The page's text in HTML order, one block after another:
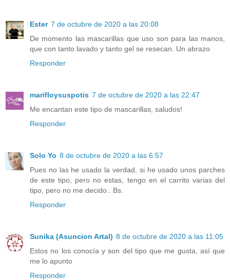
Ester 7 de octubre de 2020 a las 20:08
De momento las mascarillas que uso son para las manos,
que con tanto lavado y tanto gel se resecan. Un abrazo
Responder
marifloysuspotis 7 de octubre de 2020 a las 22:47
Me encantan este tipo de mascarillas, saludos!
Responder
Solo Yo 8 de octubre de 2020 a las 6:57
Pues no las he usado la verdad, si he usado unos parches
de este tipo, pero no estas, tengo en el carrito varias del
tipo, pero no me decido.. Bs.
Responder
Sunika (Asuncion Artal) 8 de octubre de 2020 a las 11:05
Estos no los conocía y son del tipo que me gusta, así que
me lo apunto
Responder